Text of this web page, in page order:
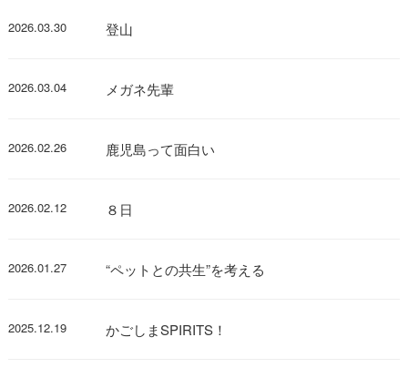
2026.03.30 登山
2026.03.04 メガネ先輩
2026.02.26 鹿児島って面白い
2026.02.12 ８日
2026.01.27 “ペットとの共生”を考える
2025.12.19 かごしまSPIRITS！